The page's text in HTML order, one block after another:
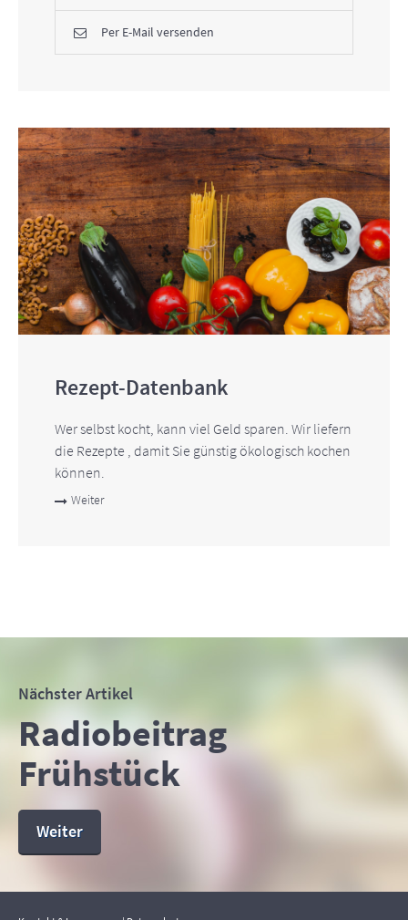
Per E-Mail versenden
Rezept-Datenbank
Wer selbst kocht, kann viel Geld sparen. Wir liefern
die Rezepte , damit Sie günstig ökologisch kochen
können.
Weiter
Nächster Artikel
Radiobeitrag
Frühstück
Weiter